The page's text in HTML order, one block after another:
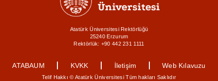
Atatürk Üniversitesi Rektörlüğü
25240 Erzurum
Rektörlük: +90 442 231 1111
ATABAUM KVKK İletişim Web Kılavuzu
Telif Hakkı © Atatürk Üniversitesi Tüm hakları Saklıdır